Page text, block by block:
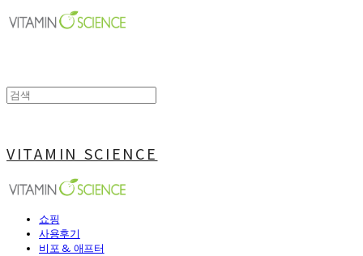
VITAMIN SCIENCE
쇼핑
사용후기
비포 & 애프터